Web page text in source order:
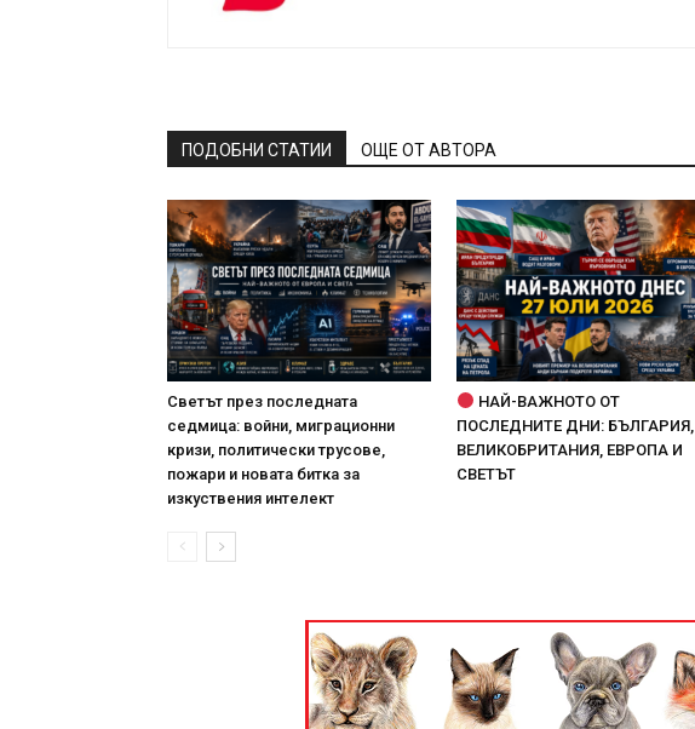
ПОДОБНИ СТАТИИ ОЩЕ ОТ АВТОРА
Светът през последната
седмица: войни, миграционни
кризи, политически трусове,
пожари и новата битка за
изкуствения интелект
НАЙ-ВАЖНОТО ОТ
ПОСЛЕДНИТЕ ДНИ: БЪЛГАРИЯ,
ВЕЛИКОБРИТАНИЯ, ЕВРОПА И
СВЕТЪТ